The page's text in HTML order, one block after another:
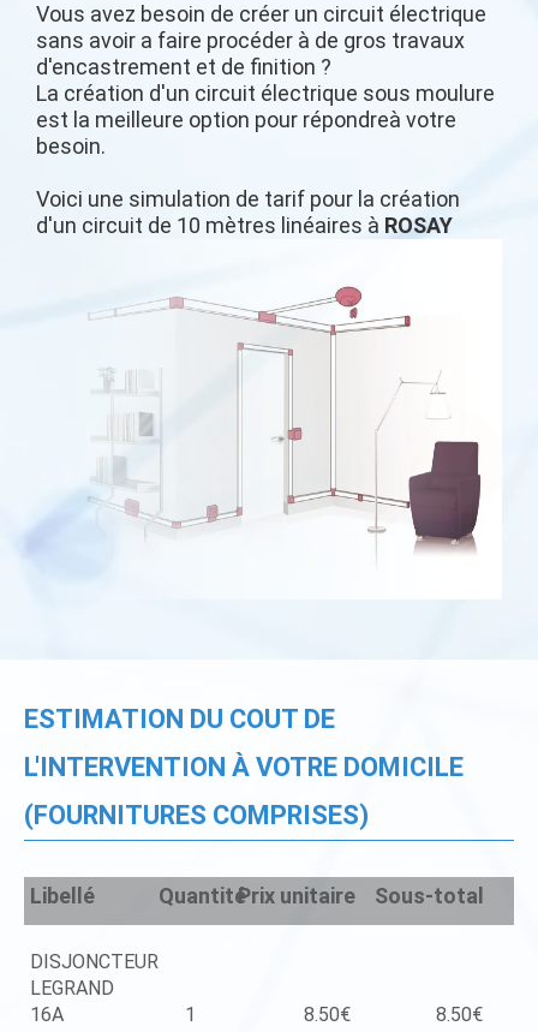
Vous avez besoin de créer un circuit électrique
sans avoir a faire procéder à de gros travaux
d'encastrement et de finition ?
La création d'un circuit électrique sous moulure
est la meilleure option pour répondreà votre
besoin.
Voici une simulation de tarif pour la création
d'un circuit de 10 mètres linéaires à ROSAY
ESTIMATION DU COUT DE
L'INTERVENTION À VOTRE DOMICILE
(FOURNITURES COMPRISES)
Libellé QuantitéPrix unitaire Sous-total
DISJONCTEUR
LEGRAND
16A
1 8.50€ 8.50€